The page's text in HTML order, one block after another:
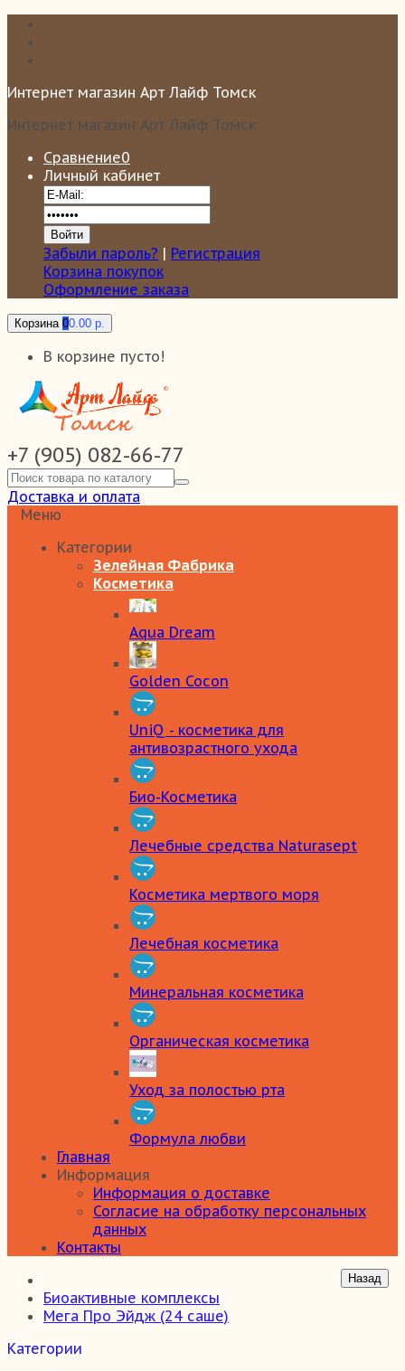
Интернет магазин Арт Лайф Томск
Интернет магазин Арт Лайф Томск
Сравнение0
Личный кабинет
Забыли пароль? | Регистрация
Корзина покупок
Оформление заказа
Корзина 00.00 р.
В корзине пусто!
+7 (905) 082-66-77
Доставка и оплата
Меню
Категории
Зелейная Фабрика
Косметика
Aqua Dream
Golden Cocon
UniQ - косметика для
антивозрастного ухода
Био-Косметика
Лечебные средства Naturasept
Косметика мертвого моря
Лечебная косметика
Минеральная косметика
Органическая косметика
Уход за полостью рта
Формула любви
Главная
Информация
Информация о доставке
Согласие на обработку персональных
данных
Контакты
Биоактивные комплексы
Мега Про Эйдж (24 саше)
Категории